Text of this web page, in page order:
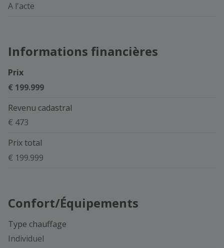
A l'acte
Informations financières
Prix
€ 199.999
Revenu cadastral
€ 473
Prix total
€ 199.999
Confort/Équipements
Type chauffage
Individuel